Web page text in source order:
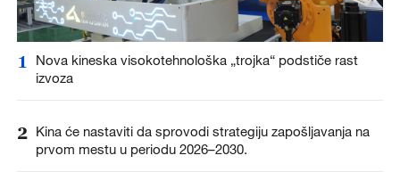
1
Nova kineska visokotehnološka „trojka“ podstiče rast
izvoza
2 Kina će nastaviti da sprovodi strategiju zapošljavanja na
prvom mestu u periodu 2026–2030.